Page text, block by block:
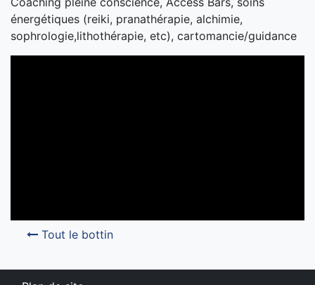
énergétiques (reiki, pranathérapie, alchimie,
sophrologie,lithothérapie, etc), cartomancie/guidance
Tout le bottin